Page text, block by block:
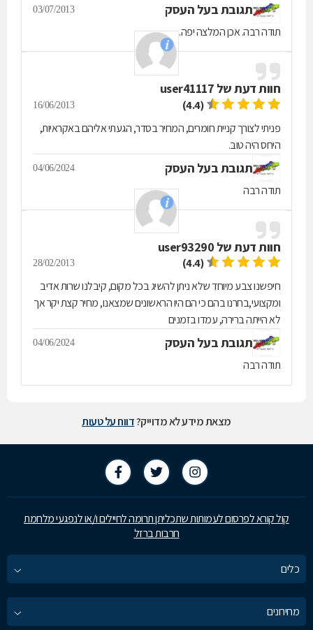
הוא,המלצות שקיבלתי מחברים שלי.
תגובת בעל העסק 03/07/2013
תודה רבה. אכן המלצה יפה.
חוות דעת של user41117
(4.4)
16/06/2013
פניתי לצורך קניית חומרים, המחיר בסדר, הגעתי אליהם באקראיות,
היחס היה טוב.
תגובת בעל העסק 04/06/2024
תודה רבה
חוות דעת של user93290
(4.4)
28/02/2013
חיפשנו צבע מיוחד שלא ניתן להשיג בכל מקום, קיבלנו שרות אדיב
ומקצועי,בחרנו בהם כי הם היו הראשונים שמצאנו, מחיר קצת יקר אך
לא הייתה ברירה, עמדו בזמנים
תגובת בעל העסק 04/06/2024
תודה רבה
מצאת מידע לא מדוייק?דווח על טעות
קול קורא לפרסום לעמותות שתכליתן תרומה לחיילים ו/או לנפגעי מלחמת
חרבות ברזל
כלים
מחירונים